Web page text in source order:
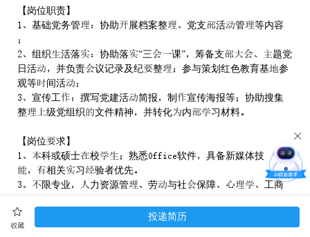
【岗位职责】
基础党务管协助展档案整党支活管等内容

组织活落协助落“三课”筹备支题党
日活并负责议记录及纪整参与策划红色教育基参
观等间活
宣传工撰写党建活简报制宣传海报等协助搜集
整级党组织文件精神并转化内习材料
【岗位求】
科或硕士校熟悉软件具备新媒体技
相关习验者优先
限专业力资源管劳与社保障工商
较强组织协调力团队精神敬业精神工细
责任强
收藏
投递简历